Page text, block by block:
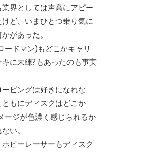
業界としては声高にアピー
ど、いまひとつ乗り気に
があった。
ードマン)もどこかキャリ
に未練?もあったのも事実
ピングは好きになれな
もにディスクはどこか
ージが色濃く感じられるか
い。
ビーレーサーもディスク